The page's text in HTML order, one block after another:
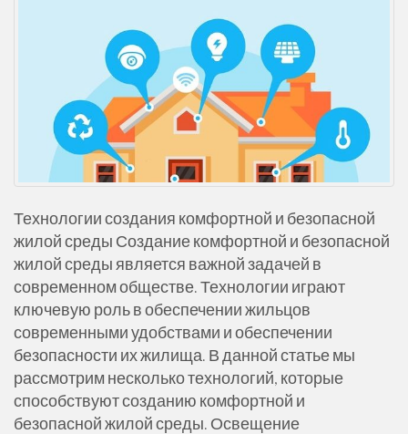
Технологии создания комфортной и безопасной
жилой среды Создание комфортной и безопасной
жилой среды является важной задачей в
современном обществе. Технологии играют
ключевую роль в обеспечении жильцов
современными удобствами и обеспечении
безопасности их жилища. В данной статье мы
рассмотрим несколько технологий, которые
способствуют созданию комфортной и
безопасной жилой среды. Освещение